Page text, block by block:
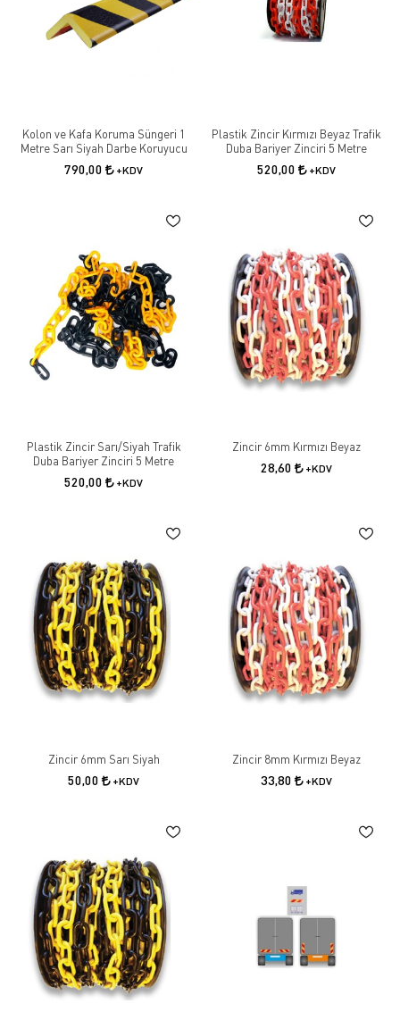
Kolon ve Kafa Koruma Süngeri 1
Metre Sarı Siyah Darbe Koruyucu
790,00 +KDV
Plastik Zincir Kırmızı Beyaz Trafik
Duba Bariyer Zinciri 5 Metre
520,00 +KDV
Plastik Zincir Sarı/Siyah Trafik
Duba Bariyer Zinciri 5 Metre
520,00 +KDV
Zincir 6mm Kırmızı Beyaz
28,60 +KDV
Zincir 6mm Sarı Siyah
50,00 +KDV
Zincir 8mm Kırmızı Beyaz
33,80 +KDV